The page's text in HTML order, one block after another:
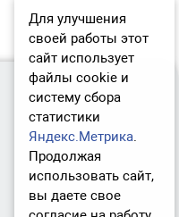
Для улучшения
своей работы этот
сайт использует
файлы cookie и
систему сбора
статистики
Яндекс.Метрика.
Продолжая
использовать сайт,
вы даете свое